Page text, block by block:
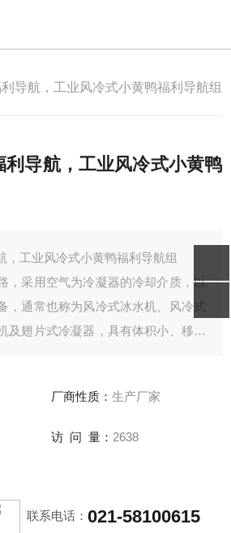
导航，工业风冷式小黄鸭福利导航组
导航，工业风冷式小黄鸭
，工业风冷式小黄鸭福利导航组
，采用空气为冷凝器的冷却介质，以
，通常也称为风冷式冰水机、风冷式
及翅片式冷凝器，具有体积小、移动
厂商性质： 生产厂家
访 问 量： 2638
联系电话： 021-58100615